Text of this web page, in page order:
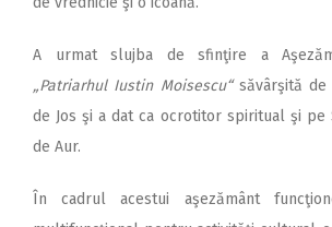
A urmat slujba de sfinţire a
„Patriarhul Iustin Moisescu“ săvârşită
de Jos şi a dat ca ocrotitor spiritual şi pe
de Aur.
În cadrul acestui aşezământ